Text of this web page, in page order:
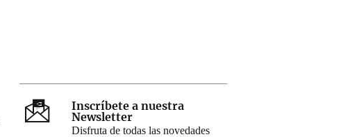
Inscríbete a nuestra
Newsletter
Disfruta de todas las novedades